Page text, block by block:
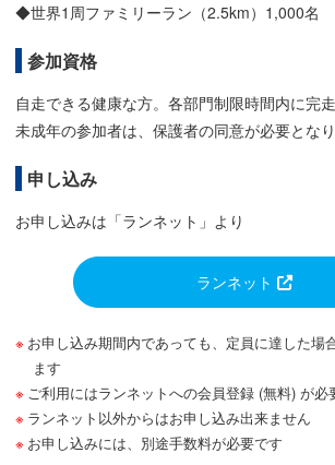
◆世界1周ファミリーラン（2.5km）1,000名
参加資格
自走できる健康な方。各部門制限時間内に完走
未成年の参加者は、保護者の同意が必要となり
申し込み
お申し込みは「ランネット」より
ランネット
お申し込み期間内であっても、定員に達した場
ます
ご利用にはランネットへの会員登録 (無料) が必
ランネット以外からはお申し込み出来ません
お申し込みには、別途手数料が必要です